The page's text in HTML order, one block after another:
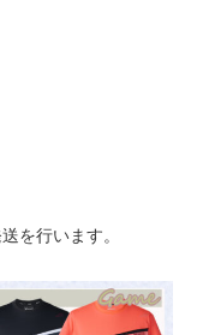
を行います。